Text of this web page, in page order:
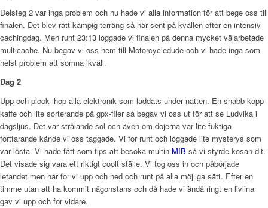
Delsteg 2 var inga problem och nu hade vi alla information för att bege oss till
finalen. Det blev rätt kämpig terräng så här sent på kvällen efter en intensiv
cachingdag. Men runt 23:13 loggade vi finalen på denna mycket välarbetade
multicache. Nu begav vi oss hem till Motorcycledude och vi hade inga som
helst problem att somna ikväll.
Dag 2
Upp och plock ihop alla elektronik som laddats under natten. En snabb kopp
kaffe och lite sorterande på gpx-filer så begav vi oss ut för att se Ludvika i
dagsljus. Det var strålande sol och även om dojerna var lite fuktiga
fortfarande kände vi oss taggade. Vi for runt och loggade lite mysterys som
var lösta. Vi hade fått som tips att besöka multin MIB så vi styrde kosan dit.
Det visade sig vara ett riktigt coolt ställe. Vi tog oss in och påbörjade
letandet men här for vi upp och ned och runt på alla möjliga sätt. Efter en
timme utan att ha kommit någonstans och då hade vi ändå ringt en livlina
gav vi upp och for vidare.